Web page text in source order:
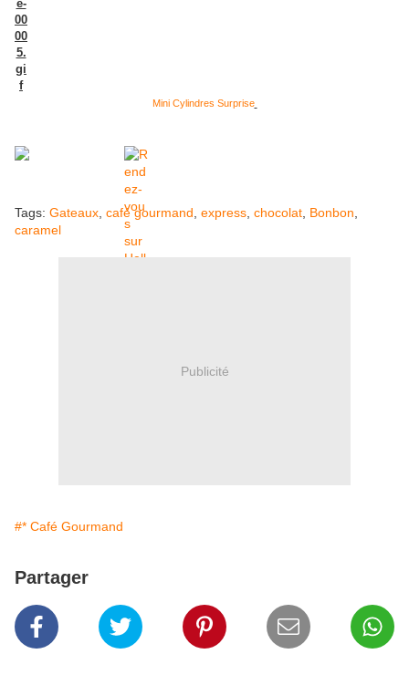
Mini Cylindres Surprise
Tags: Gateaux café gourmand express chocolat Bonbon
caramel
Publicité
#* Café Gourmand
Partager